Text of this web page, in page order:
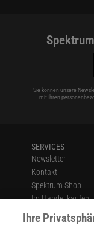
Spektrum
Sie können unsere
mit Ihren
SERVICES
Newsletter
Kontakt
Spektrum Shop
Im Handel kaufen
Presse
Verträge kündigen
Ihre